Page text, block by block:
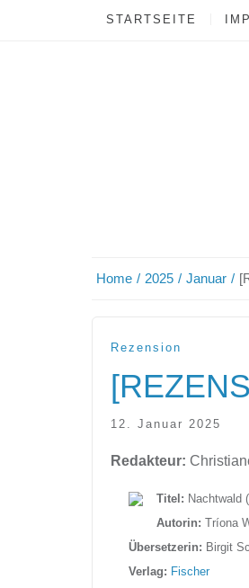
STARTSEITE
Home 2025 Januar
Rezension
12. Januar 2025
Redakteur:
Titel: Nachtwald
Autorin: Tríona
Übersetzerin: Birgit
Verlag: Fischer